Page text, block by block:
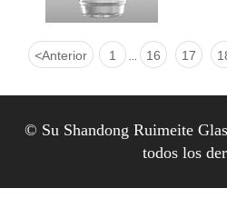
<Anterior 1 16 17
© Su Shandong Ruimeite
todos los